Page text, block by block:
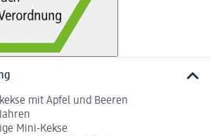
mit Apfel und Beeren
Mini-Kekse